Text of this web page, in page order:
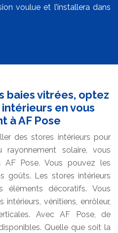
voulue et l’installera dans
baies vitrées, optez
en vous
à AF Pose
des stores intérieurs pour
solaire, vous
AF Pose. Vous pouvez les
goûts. Les stores intérieurs
éléments décoratifs. Vous
vénitiens, enrôleur,
Avec AF Pose, de
Quelle que soit la